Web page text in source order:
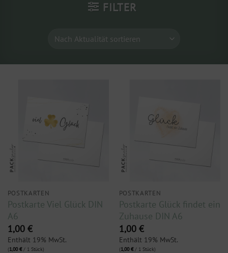
FILTER
POSTKARTEN
Postkarte Viel Glück DIN
A6
1,00 €
Enthält 19% MwSt.
(1,00€/ 1 Stück)
POSTKARTEN
Postkarte Glück findet ein
Zuhause DIN A6
1,00 €
Enthält 19% MwSt.
(1,00€/ 1 Stück)